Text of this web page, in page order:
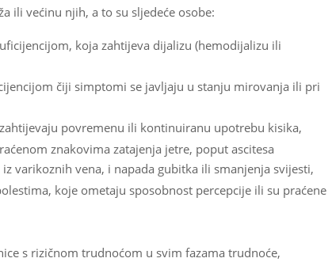
ili većinu njih, a to su sljedeće osobe:
koja zahtijeva dijalizu (hemodijalizu ili
čiji simptomi se javljaju u stanju mirovanja ili pri
povremenu ili kontinuiranu upotrebu kisika,
znakovima zatajenja jetre, poput ascitesa
varikoznih vena, i napada gubitka ili smanjenja svijesti,
koje ometaju sposobnost percepcije ili su praćene
s rizičnom trudnoćom u svim fazama trudnoće,